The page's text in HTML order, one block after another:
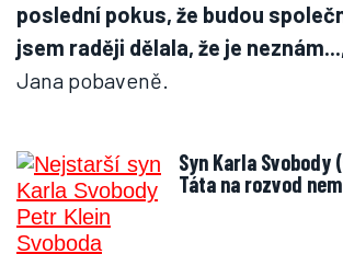
poslední pokus, že budou
jsem raději dělala, že je
Jana pobaveně.
Syn Karla Svobody
Táta na rozvod